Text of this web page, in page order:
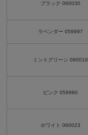
ブラック 060030
ラベンダー 059997
ミントグリーン 060016
ピンク 059980
ホワイト 060023